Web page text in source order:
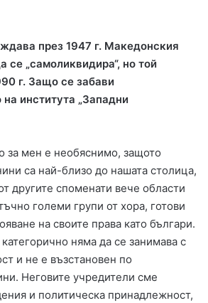
през 1947 г. Македонския
се „самоликвидира“, но той
г. Защо се забави
института „Западни
за мен е необяснимо, защото
са най-близо до нашата столица,
другите споменати вече области
големи групи от хора, готови
на своите права като българи.
няма да се занимава с
и не е възстановен по
Неговите учредители сме
и политическа принадлежност,